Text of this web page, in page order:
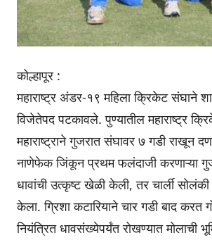
कोल्हापूर :
महाराष्ट्र अंडर-१९ महिला क्रिकेट संघाने
विजेतेपद पटकावले. पुण्यातील महाराष्ट्र
महाराष्ट्राने गुजरात संघावर ७ गडी राखून
नाणेफेक जिंकून प्रथम फलंदाजी करणाऱ्या
धावांची उत्कृष्ट खेळी केली, तर चार्ली सोलंकी
केला. ग्रिशा कटारियाने चार गडी बाद
नियंत्रित धावसंख्येपर्यंत रोखण्यात मोलाची